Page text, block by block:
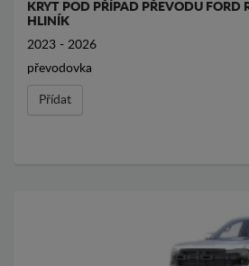
KRYT POD PŘÍPAD PŘEVODU FORD
HLINÍK
2023 - 2026
převodovka
Přídat